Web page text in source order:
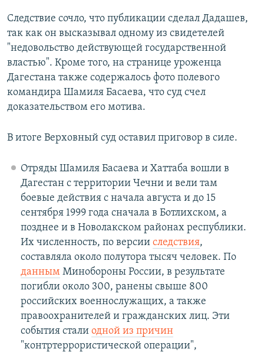
Следствие сочло, что публикации сделал Дадашев,
так как он высказывал одному из свидетелей
"недовольство действующей государственной
властью". Кроме того, на странице уроженца
Дагестана также содержалось фото полевого
командира Шамиля Басаева, что суд счел
доказательством его мотива.
В итоге Верховный суд оставил приговор в силе.
Отряды Шамиля Басаева и Хаттаба вошли в
Дагестан с территории Чечни и вели там
боевые действия с начала августа и до 15
сентября 1999 года сначала в Ботлихском, а
позднее и в Новолакском районах республики.
Их численность, по версии следствия,
составляла около полутора тысяч человек. По
даннымМинобороны России, в результате
погибли около 300, ранены свыше 800
российских военнослужащих, а также
правоохранителей и гражданских лиц. Эти
события стали одной из причин
"контртеррористической операции",